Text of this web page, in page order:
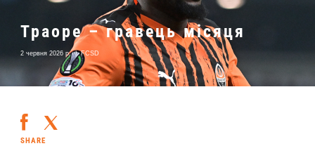
Траоре – гравець місяця
2 червня 2026 р. | FCSD
SHARE